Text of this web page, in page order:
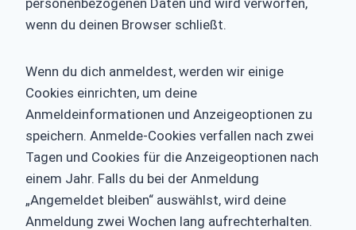
personenbezogenen Daten und wird verworfen,
wenn du deinen Browser schließt.
Wenn du dich anmeldest, werden wir einige
Cookies einrichten, um deine
Anmeldeinformationen und Anzeigeoptionen zu
speichern. Anmelde-Cookies verfallen nach zwei
Tagen und Cookies für die Anzeigeoptionen nach
einem Jahr. Falls du bei der Anmeldung
„Angemeldet bleiben“ auswählst, wird deine
Anmeldung zwei Wochen lang aufrechterhalten.